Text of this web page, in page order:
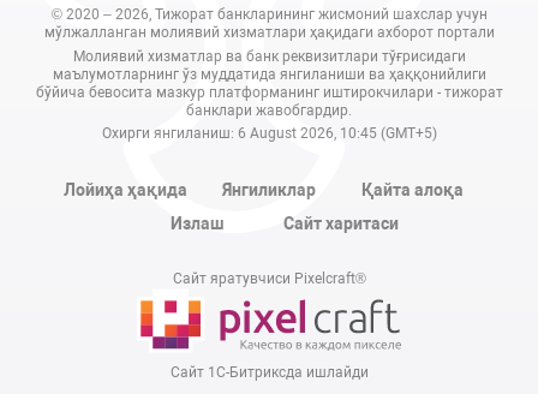
© 2020 – 2026, Тижорат банкларининг жисмоний шахслар учун
мўлжалланган молиявий хизматлари ҳақидаги ахборот портали
Молиявий хизматлар ва банк реквизитлари тўғрисидаги
маълумотларнинг ўз муддатида янгиланиши ва ҳаққонийлиги
бўйича бевосита мазкур платформанинг иштирокчилари - тижорат
банклари жавобгардир.
Охирги янгиланиш: 6 August 2026, 10:45 (GMT+5)
Лойиҳа ҳақида Янгиликлар
Қайта алоқа
Излаш
Сайт харитаси
Сайт яратувчиси Pixelcraft®
Сайт 1C-Битриксда ишлайди